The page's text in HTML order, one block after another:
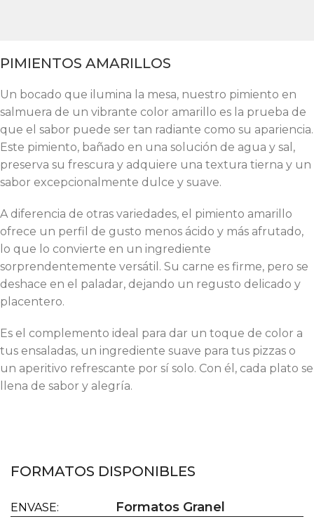
PIMIENTOS AMARILLOS
Un bocado que ilumina la mesa, nuestro pimiento en
salmuera de un vibrante color amarillo es la prueba de
que el sabor puede ser tan radiante como su apariencia.
Este pimiento, bañado en una solución de agua y sal,
preserva su frescura y adquiere una textura tierna y un
sabor excepcionalmente dulce y suave.
A diferencia de otras variedades, el pimiento amarillo
ofrece un perfil de gusto menos ácido y más afrutado,
lo que lo convierte en un ingrediente
sorprendentemente versátil. Su carne es firme, pero se
deshace en el paladar, dejando un regusto delicado y
placentero.
Es el complemento ideal para dar un toque de color a
tus ensaladas, un ingrediente suave para tus pizzas o
un aperitivo refrescante por sí solo. Con él, cada plato se
llena de sabor y alegría.
FORMATOS DISPONIBLES
ENVASE: Formatos Granel